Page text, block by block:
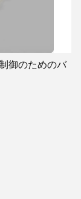
御のためのバ